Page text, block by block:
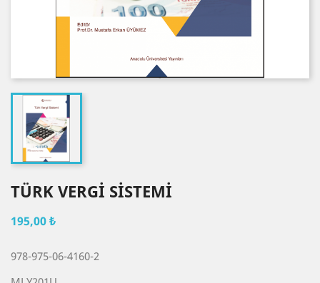
TÜRK VERGİ SİSTEMİ
195,00 ₺
978-975-06-4160-2